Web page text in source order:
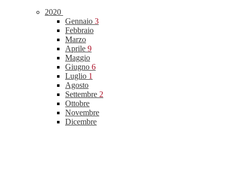
2020
Gennaio 3
Febbraio
Marzo
Aprile 9
Maggio
Giugno 6
Luglio 1
Agosto
Settembre 2
Ottobre
Novembre
Dicembre